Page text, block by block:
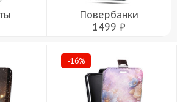
Повербанки
1499 ₽
-16%